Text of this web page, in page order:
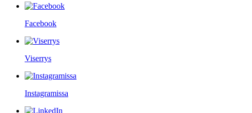
Facebook
Viserrys
Instagramissa